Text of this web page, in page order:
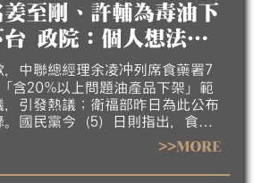
人員涉也因涉國安案件遭判刑，認
查必要。
至剛、許輔為毒油下
台 政院：個人想法無
，中聯總經理余凌冲列席食藥署7
含20%以上問題油產品下架」範
，引發熱議；衛福部昨日為此公布
國民黨今（5）日則指出，食安
中替業者擔心，應被撤職；並質疑
刻意引導會議結論方向，也應為
的食安疑慮下台。對此，行政院
>>MORE